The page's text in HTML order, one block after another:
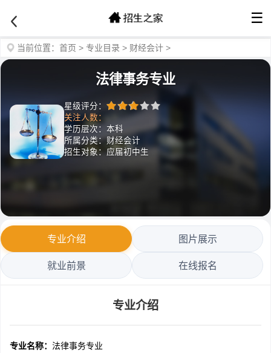
☰
当前位置： 首页 > 专业目录 > 财经会计 >
法律事务专业
星级评分：
关注人数：
学历层次：本科
所属分类：财经会计
招生对象：应届初中生
专业介绍 图片展示
就业前景 在线报名
专业介绍
专业名称： 法律事务专业